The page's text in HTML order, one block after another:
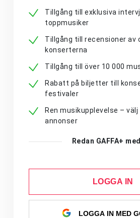
Tillgång till exklusiva
toppmusiker
Tillgång till recensioner av
konserterna
Tillgång till över 10 000
Rabatt på biljetter till
festivaler
Ren musikupplevelse –
annonser
Redan GAFFA+
LOGGA IN
LOGGA IN MED